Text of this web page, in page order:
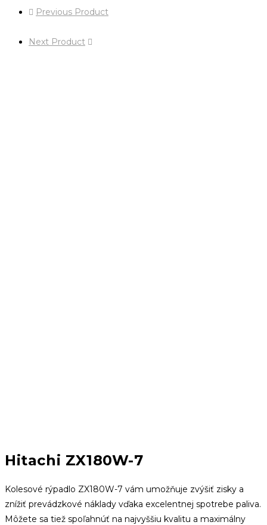
Previous Product
Next Product
Hitachi ZX180W-7
Kolesové rýpadlo ZX180W-7 vám umožňuje zvýšiť zisky a
znížiť prevádzkové náklady vďaka excelentnej spotrebe paliva.
Môžete sa tiež spoľahnúť na najvyššiu kvalitu a maximálny